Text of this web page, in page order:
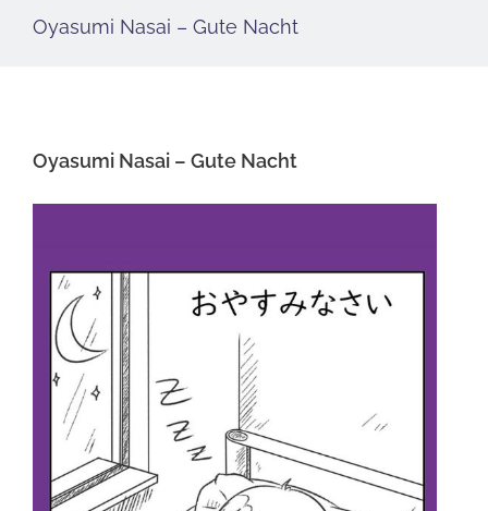
Oyasumi Nasai – Gute Nacht
Oyasumi Nasai – Gute Nacht